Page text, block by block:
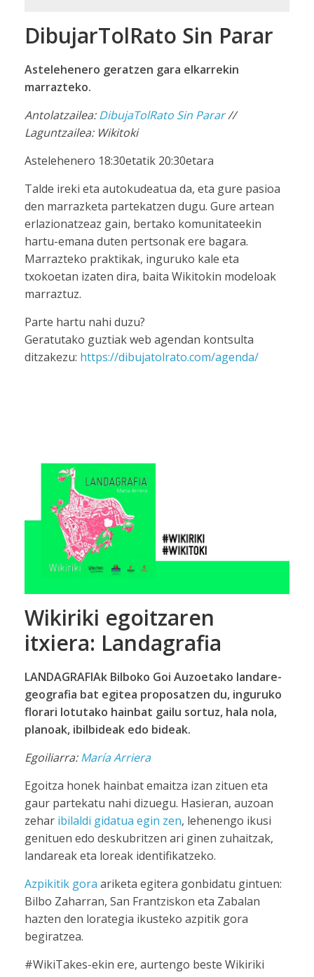
DibujarTolRato Sin Parar
Astelehenero geratzen gara elkarrekin
marrazteko.
Antolatzailea:DibujaTolRato Sin Parar//
Laguntzailea: Wikitoki
Astelehenero 18:30etatik 20:30etara
Talde ireki eta autokudeatua da, eta gure pasioa
den marrazketa partekatzen dugu. Gure artean
erlazionatzeaz gain, bertako komunitateekin
hartu-emana duten pertsonak ere bagara.
Marrazteko praktikak, inguruko kale eta
txokoetan izaten dira, baita Wikitokin modeloak
marraztuz.
Parte hartu nahi duzu?
Geratutako guztiak web agendan kontsulta
ditzakezu: https://dibujatolrato.com/agenda/
Wikiriki egoitzaren
itxiera: Landagrafia
LANDAGRAFIAk Bilboko Goi Auzoetako landare-
geografia bat egitea proposatzen du, inguruko
florari lotutako hainbat gailu sortuz, hala nola,
planoak, ibilbideak edo bideak.
Egoiliarra:María Arriera
Egoitza honek hainbat emaitza izan zituen eta
gaur partekatu nahi dizuegu. Hasieran, auzoan
zeharibilaldi gidatua egin zen, lehenengo ikusi
genituen edo deskubritzen ari ginen zuhaitzak,
landareak eta loreak identifikatzeko.
Azpikitik gora ariketa egitera gonbidatu gintuen:
Bilbo Zaharran, San Frantziskon eta Zabalan
hazten den lorategia ikusteko azpitik gora
begiratzea.
#WikiTakes-ekin ere, aurtengo beste Wikiriki